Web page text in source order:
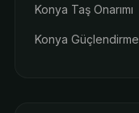
Konya Taş Onarımı
Konya Güçlendirme